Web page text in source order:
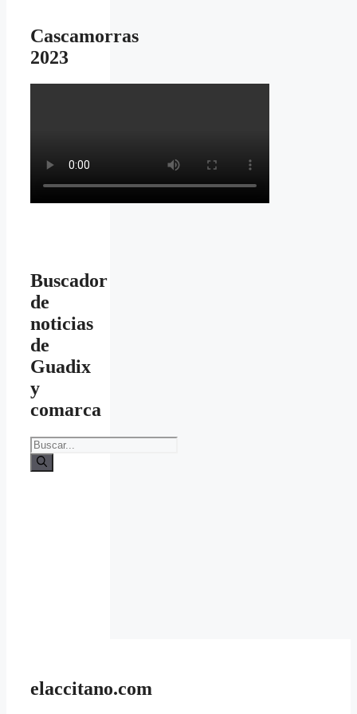
Cascamorras
2023
Buscador
de
noticias
de
Guadix
y
comarca
Buscar:
elaccitano.com